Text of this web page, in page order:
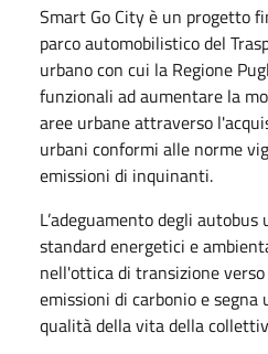
Smart Go City è un progetto
parco automobilistico del
urbano con cui la Regione
funzionali ad aumentare la
aree urbane attraverso
urbani conformi alle norme
emissioni di inquinanti.
L’adeguamento degli
standard energetici e
nell'ottica di transizione verso
emissioni di carbonio e
qualità della vita della